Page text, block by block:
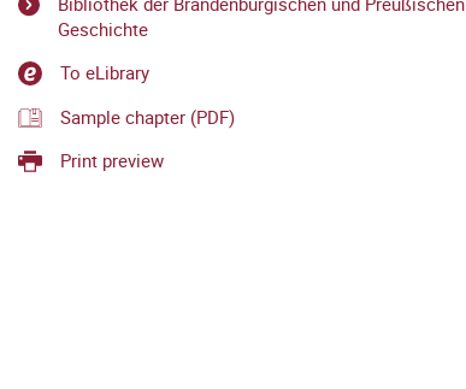
Geschichte
To eLibrary
Sample chapter (PDF)
Print preview